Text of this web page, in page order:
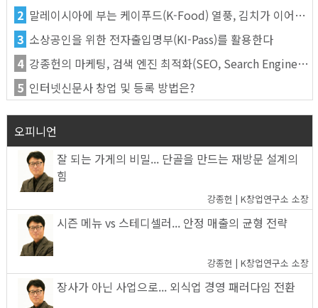
2 말레이시아에 부는 케이푸드(K-Food) 열풍, 김치가 이어간다
3 소상공인을 위한 전자출입명부(KI-Pass)를 활용한다
4 강종헌의 마케팅, 검색 엔진 최적화(SEO, Search Engine Optimization)란
5 인터넷신문사 창업 및 등록 방법은?
오피니언
잘 되는 가게의 비밀... 단골을 만드는 재방문 설계의
힘
강종헌 | K창업연구소 소장
시즌 메뉴 vs 스테디셀러... 안정 매출의 균형 전략
강종헌 | K창업연구소 소장
장사가 아닌 사업으로... 외식업 경영 패러다임 전환